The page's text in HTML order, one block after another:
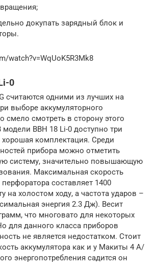
докупать зарядный блок и
watch?v=WqUoK5R3Mk8
0
считаются одними из лучших на
выборе аккумуляторного
смело смотреть в сторону этого
BBH 18 Li-0 доступно три
комплектация. Среди
прибора можно отметить
систему, значительно повышающую
Максимальная скорость
составляет 1400
на холостом ходу, а частота ударов –
энергия 2.3 Дж). Весит
что многовато для некоторых
для данного класса приборов
не является недостатком. Стоит
аккумулятора как и у Maкиты 4 А/
энергопотребления садится он